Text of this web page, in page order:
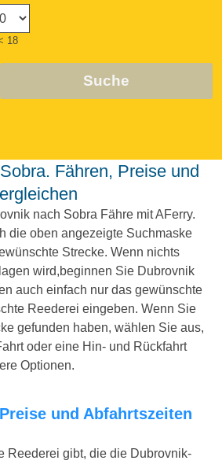
18
Suche
nach Sobra Fähre mit AFerry.
die oben angezeigte Suchmaske
Strecke. Wenn nichts
wird,beginnen Sie Dubrovnik
auch einfach nur das gewünschte
Reederei eingeben. Wenn Sie
gefunden haben, wählen Sie aus,
oder eine Hin- und Rückfahrt
Optionen.
Reederei gibt, die die Dubrovnik-